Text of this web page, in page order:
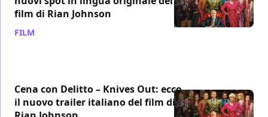
film di Rian Johnson
FILM
Cena con Delitto – Knives Out: ecco
il nuovo trailer italiano del film di